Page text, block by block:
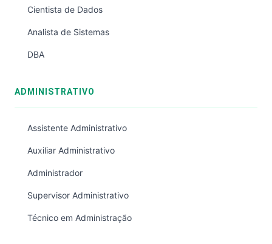
Cientista de Dados
Analista de Sistemas
DBA
ADMINISTRATIVO
Assistente Administrativo
Auxiliar Administrativo
Administrador
Supervisor Administrativo
Técnico em Administração